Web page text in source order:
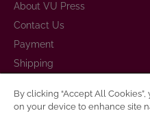
About VU Press
Contact Us
Payment
Shipping
Purchase Rules
By clicking “Accept All
on your device to enhance site